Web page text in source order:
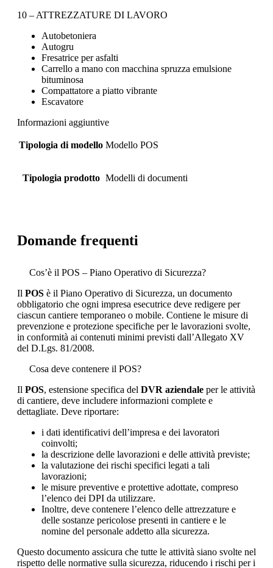
10 – ATTREZZATURE DI LAVORO
Autobetoniera
Autogru
Fresatrice per asfalti
Carrello a mano con macchina spruzza emulsione
bituminosa
Compattatore a piatto vibrante
Escavatore
Informazioni aggiuntive
Tipologia di modello Modello POS
Tipologia prodotto Modelli di documenti
Domande frequenti
Cos’è il POS – Piano Operativo di Sicurezza?
Il POS è il Piano Operativo di Sicurezza, un documento
obbligatorio che ogni impresa esecutrice deve redigere per
ciascun cantiere temporaneo o mobile. Contiene le misure di
prevenzione e protezione specifiche per le lavorazioni svolte,
in conformità ai contenuti minimi previsti dall’Allegato XV
del D.Lgs. 81/2008.
Cosa deve contenere il POS?
Il POS, estensione specifica del DVR aziendale per le attività
di cantiere, deve includere informazioni complete e
dettagliate. Deve riportare:
i dati identificativi dell’impresa e dei lavoratori
coinvolti;
la descrizione delle lavorazioni e delle attività previste;
la valutazione dei rischi specifici legati a tali
lavorazioni;
le misure preventive e protettive adottate, compreso
l’elenco dei DPI da utilizzare.
Inoltre, deve contenere l’elenco delle attrezzature e
delle sostanze pericolose presenti in cantiere e le
nomine del personale addetto alla sicurezza.
Questo documento assicura che tutte le attività siano svolte nel
rispetto delle normative sulla sicurezza, riducendo i rischi per i